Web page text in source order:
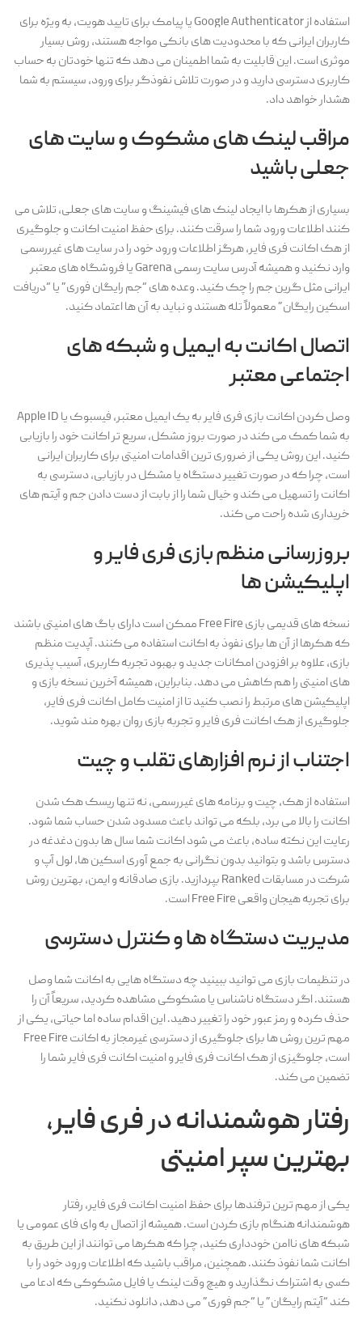
استفاده از Google Authenticator یا پیامک برای تایید هویت، به ویژه برای
کاربران ایرانی که با محدودیت های بانکی مواجه هستند، روش بسیار
موثری است. این قابلیت به شما اطمینان می دهد که تنها خودتان به حساب
کاربری دسترسی دارید و در صورت تلاش نفوذگر برای ورود، سیستم به شما
هشدار خواهد داد.
مراقب لینک های مشکوک و سایت های
جعلی باشید
بسیاری از هکرها با ایجاد لینک های فیشینگ و سایت های جعلی، تلاش می
کنند اطلاعات ورود شما را سرقت کنند. برای حفظ امنیت اکانت و جلوگیری
از هک اکانت فری فایر، هرگز اطلاعات ورود خود را در سایت های غیررسمی
وارد نکنید و همیشه آدرس سایت رسمی Garena یا فروشگاه های معتبر
ایرانی مثل گرین جم را چک کنید. وعده های “جم رایگان فوری” یا “دریافت
اسکین رایگان” معمولاً تله هستند و نباید به آن ها اعتماد کنید.
اتصال اکانت به ایمیل و شبکه های
اجتماعی معتبر
وصل کردن اکانت بازی فری فایر به یک ایمیل معتبر، فیسبوک یا Apple ID
به شما کمک می کند در صورت بروز مشکل، سریع تر اکانت خود را بازیابی
کنید. این روش یکی از ضروری ترین اقدامات امنیتی برای کاربران ایرانی
است، چرا که در صورت تغییر دستگاه یا مشکل در بازیابی، دسترسی به
اکانت را تسهیل می کند و خیال شما را از بابت از دست دادن جم و آیتم های
خریداری شده راحت می کند.
بروزرسانی منظم بازی فری فایر و
اپلیکیشن ها
نسخه های قدیمی بازی Free Fire ممکن است دارای باگ های امنیتی باشند
که هکرها از آن ها برای نفوذ به اکانت استفاده می کنند. آپدیت منظم
بازی، علاوه بر افزودن امکانات جدید و بهبود تجربه کاربری، آسیب پذیری
های امنیتی را هم کاهش می دهد. بنابراین، همیشه آخرین نسخه بازی و
اپلیکیشن های مرتبط را نصب کنید تا از امنیت کامل اکانت فری فایر،
جلوگیری از هک اکانت فری فایر و تجربه بازی روان بهره مند شوید.
اجتناب از نرم افزارهای تقلب و چیت
استفاده از هک، چیت و برنامه های غیررسمی، نه تنها ریسک هک شدن
اکانت را بالا می برد، بلکه می تواند باعث مسدود شدن حساب شما شود.
رعایت این نکته ساده، باعث می شود اکانت شما سال ها بدون دغدغه در
دسترس باشد و بتوانید بدون نگرانی به جمع آوری اسکین ها، لول آپ و
شرکت در مسابقات Ranked بپردازید. بازی صادقانه و ایمن، بهترین روش
برای تجربه هیجان واقعی Free Fire است.
مدیریت دستگاه ها و کنترل دسترسی
در تنظیمات بازی می توانید ببینید چه دستگاه هایی به اکانت شما وصل
هستند. اگر دستگاه ناشناس یا مشکوکی مشاهده کردید، سریعاً آن را
حذف کرده و رمز عبور خود را تغییر دهید. این اقدام ساده اما حیاتی، یکی از
مهم ترین روش ها برای جلوگیری از دسترسی غیرمجاز به اکانت Free Fire
است، جلوگیزی از هک اکانت فری فایر و امنیت اکانت فری فایر شما را
تضمین می کند.
رفتار هوشمندانه در فری فایر،
بهترین سپر امنیتی
یکی از مهم ترین ترفندها برای حفظ امنیت اکانت فری فایر، رفتار
هوشمندانه هنگام بازی کردن است. همیشه از اتصال به وای فای عمومی یا
شبکه های ناامن خودداری کنید، چرا که هکرها می توانند از این طریق به
اکانت شما نفوذ کنند. همچنین، مراقب باشید که اطلاعات ورود خود را با
کسی به اشتراک نگذارید و هیچ وقت لینک یا فایل مشکوکی که ادعا می
کند “آیتم رایگان” یا “جم فوری” می دهد، دانلود نکنید.